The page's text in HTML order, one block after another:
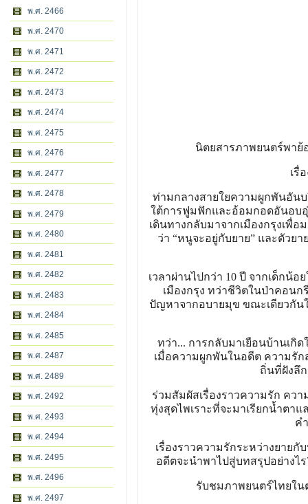
พ.ศ. 2466
พ.ศ. 2470
พ.ศ. 2471
พ.ศ. 2472
พ.ศ. 2473
พ.ศ. 2474
พ.ศ. 2475
พ.ศ. 2476
พ.ศ. 2477
พ.ศ. 2478
พ.ศ. 2479
พ.ศ. 2480
พ.ศ. 2481
พ.ศ. 2482
พ.ศ. 2483
พ.ศ. 2484
พ.ศ. 2485
พ.ศ. 2487
พ.ศ. 2489
พ.ศ. 2492
พ.ศ. 2493
พ.ศ. 2494
พ.ศ. 2495
พ.ศ. 2496
พ.ศ. 2497
นิตยสารภาพยนตร์พา
เรื่
ท่ามกลางสายใยความผูกพันอัน
ใต้การฟูมฟักและอ้อมกอดอันอบ
เดินทางกลับมาจากเมืองกรุงเพื่อ
ว่า “หนูจะอยู่กับยาย” และตัวย
เวลาผ่านไปกว่า 10 ปี จากเด็กน้
เมืองกรุง ทว่าชีวิตในป่าคอน
ปัญหาจากอบายมุข ขณะเดียวกัน
ทว่า... การกลับมาเยือนบ้านเกิ
เมื่อความผูกพันในอดีต ความรั
ถิ่นที่ฝังลึ
ร่วมสัมผัสเรื่องราวความรัก คว
ทุ่งสุดไพเราะที่จะมาเรียกน้ำตา
ค
เรื่องราวความรักระหว่างยาย
อดีตจะนำพาไปสู่บทสรุปอย่างไ
รับชมภาพยนตร์ไทยในต